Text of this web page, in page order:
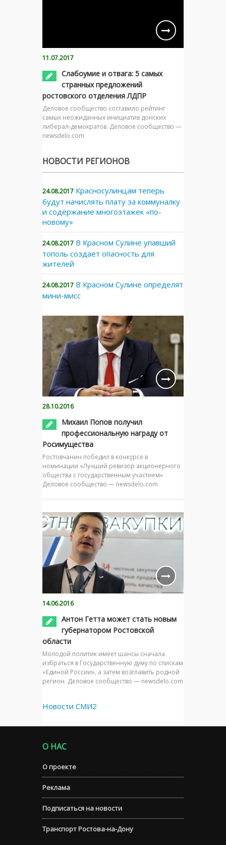
11.07.2017
Слабоумие и отвага: 5 самых
странных предложений
ростовского отделения ЛДПР
Деловое сообщество составило рейтинг
самых неожиданных инициатив донских
либерал-демократов. Деловое сообщество —
newsdelo.com
НОВОСТИ РЕГИОНОВ
24.08.2017 Красносулинцам теперь
будут начислять плату за коммуналку
и содержание многоэтажек «по-
новому»
24.08.2017 В Красном Сулине упавший
тополь создает опасность для
жителей
24.08.2017 В Красном Сулине определят
мини-мисс
28.10.2016
Михаил Попов получил
профессиональную награду от
Росимущества
Ростовчанин победил в конкурсе в
номинации «Лучший ревизор акционерного
общества с государственным участием»
Деловое сообщество — newsdelo.com
14.06.2016
Антон Гетта может стать новым
губернатором Ростовской
области
Молодой политик имеет шансы сначала
избраться в Государственную думу по спискам
«Единой России», а затем возглавить родной
регион. Деловое сообщество — newsdelo.com
Новости СМИ2
О НАС
О проекте
Реклама
Подписаться на новости
Транспорт Ростова-на-Дону